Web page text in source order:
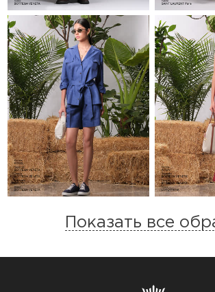
Показать все